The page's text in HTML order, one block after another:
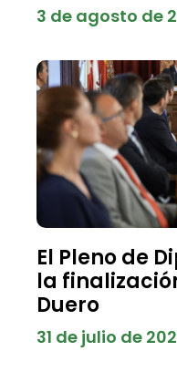
3 de agosto de
El Pleno de
la
Duero
31 de julio de